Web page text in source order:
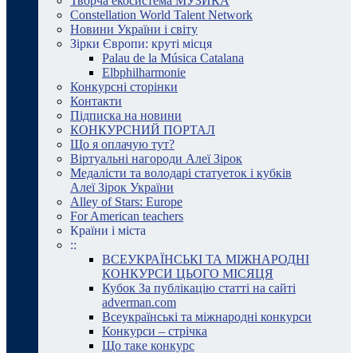
Constellation World Talent Network
Новини України і світу
Зірки Європи: круті місця
Palau de la Música Catalana
Elbphilharmonie
Конкурсні сторінки
Контакти
Підписка на новини
КОНКУРСНИЙ ПОРТАЛ
Що я оплачую тут?
Віртуальні нагороди Алеї Зірок
Медалісти та володарі статуеток і кубків
Алеї Зірок України
Alley of Stars: Europe
For American teachers
Країни і міста
::
ВСЕУКРАЇНСЬКІ ТА МІЖНАРОДНІ
КОНКУРСИ ЦЬОГО МІСЯЦЯ
Кубок За публікацію статті на сайті
adverman.com
Всеукраїнські та міжнародні конкурси
Конкурси – стрічка
Що таке конкурс